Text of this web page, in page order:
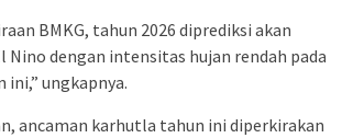
BMKG, tahun 2026 diprediksi akan
Nino dengan intensitas hujan rendah pada
ini,” ungkapnya.
ancaman karhutla tahun ini diperkirakan